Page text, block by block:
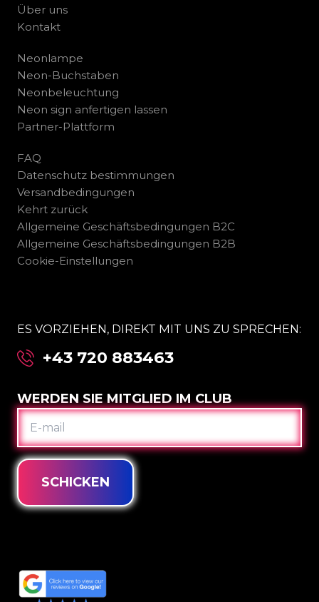
Über uns
Kontakt
Neonlampe
Neon-Buchstaben
Neonbeleuchtung
Neon sign anfertigen lassen
Partner-Plattform
FAQ
Datenschutz bestimmungen
Versandbedingungen
Kehrt zurück
Allgemeine Geschäftsbedingungen B2C
Allgemeine Geschäftsbedingungen B2B
Cookie-Einstellungen
ES VORZIEHEN, DIREKT MIT UNS ZU SPRECHEN:
+43 720 883463
WERDEN SIE MITGLIED IM CLUB
E-
MAIL
SCHICKEN